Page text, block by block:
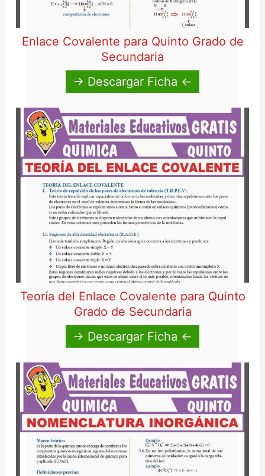
Enlace Covalente para Quinto Grado de
Secundaria
→ Descargar Ficha ←
Teoría del Enlace Covalente para Quinto
Grado de Secundaria
→ Descargar Ficha ←